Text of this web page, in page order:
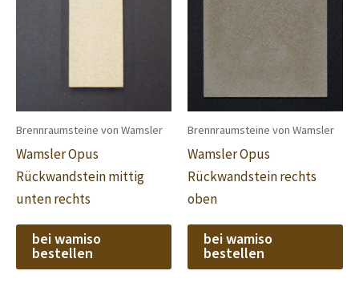
Brennraumsteine von Wamsler
Wamsler Opus
Rückwandstein mittig
unten rechts
bei wamiso
bestellen
Brennraumsteine von Wamsler
Wamsler Opus
Rückwandstein rechts
oben
bei wamiso
bestellen